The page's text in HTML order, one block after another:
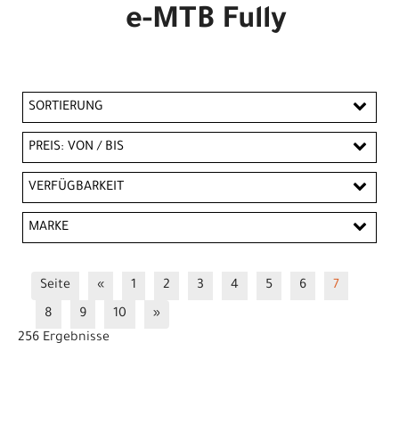
e-MTB Fully
SORTIERUNG
PREIS: VON / BIS
CHF
VERFÜGBARKEIT
MARKE
Seite « 1 2 3 4 5 6
7
8
9 10
»
256 Ergebnisse